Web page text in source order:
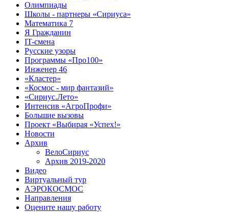
Олимпиады
Школы - партнеры «Сириуса»
Математика 7
Я Гражданин
IT-смена
Русские узоры
Программы «Про100»
Инженер 46
«Кластер»
«Космос - мир фантазий»
«Сириус.Лето»
Интенсив «АгроПрофи»‎
Большие вызовы
Проект «Выбирая «Успех!»
Новости
Архив
ВелоСириус
Архив 2019-2020
Видео
Виртуальный тур
АЭРОКОСМОС
Направления
Оцените нашу работу